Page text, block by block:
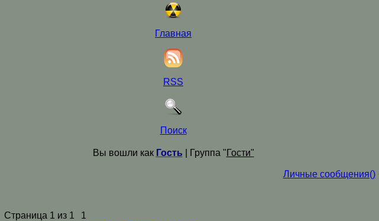
Главная
RSS
Поиск
Вы вошли как Гость | Группа "Гости"
Личные сообщения()
Страница 1 из 1
1